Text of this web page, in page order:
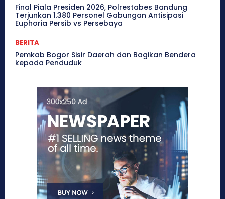
Final Piala Presiden 2026, Polrestabes Bandung
Terjunkan 1.380 Personel Gabungan Antisipasi
Euphoria Persib vs Persebaya
BERITA
Pemkab Bogor Sisir Daerah dan Bagikan Bendera
kepada Penduduk